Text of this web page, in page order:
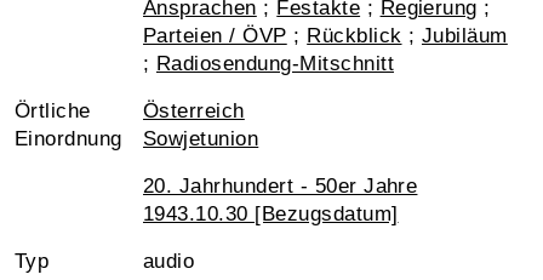
Ansprachen ; Festakte ; Regierung ;
Parteien / ÖVP ; Rückblick ; Jubiläum
; Radiosendung-Mitschnitt
Örtliche
Einordnung
Österreich
Sowjetunion
20. Jahrhundert - 50er Jahre
1943.10.30 [Bezugsdatum]
Typ audio